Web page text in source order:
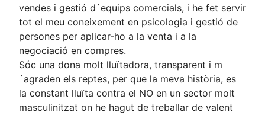
vendes i gestió d´equips comercials, i he fet servir
tot el meu coneixement en psicologia i gestió de
persones per aplicar-ho a la venta i a la
negociació en compres.
Sóc una dona molt lluïtadora, transparent i m
´agraden els reptes, per que la meva història, es
la constant lluïta contra el NO en un sector molt
masculinitzat on he hagut de treballar de valent